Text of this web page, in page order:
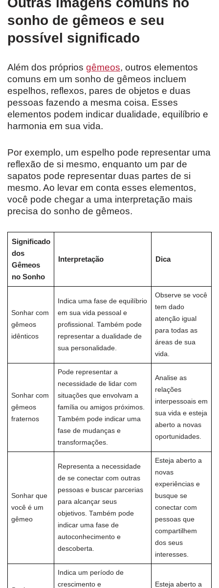
sonho de gêmeos e seu
possível significado
Além dos próprios gêmeos, outros elementos
comuns em um sonho de gêmeos incluem
espelhos, reflexos, pares de objetos e duas
pessoas fazendo a mesma coisa. Esses
elementos podem indicar dualidade, equilíbrio e
harmonia em sua vida.
Por exemplo, um espelho pode representar uma
reflexão de si mesmo, enquanto um par de
sapatos pode representar duas partes de si
mesmo. Ao levar em conta esses elementos,
você pode chegar a uma interpretação mais
precisa do sonho de gêmeos.
Significado
dos
Gêmeos
no Sonho
Interpretação Dica
Sonhar com
gêmeos
idênticos
Indica uma fase de equilíbrio
em sua vida pessoal e
profissional. Também pode
representar a dualidade de
sua personalidade.
Observe se você
tem dado
atenção igual
para todas as
áreas de sua
vida.
Sonhar com
gêmeos
fraternos
Pode representar a
necessidade de lidar com
situações que envolvam a
família ou amigos próximos.
Também pode indicar uma
fase de mudanças e
transformações.
Analise as
relações
interpessoais em
sua vida e esteja
aberto a novas
oportunidades.
Sonhar que
você é um
gêmeo
Representa a necessidade
de se conectar com outras
pessoas e buscar parcerias
para alcançar seus
objetivos. Também pode
indicar uma fase de
autoconhecimento e
descoberta.
Esteja aberto a
novas
experiências e
busque se
conectar com
pessoas que
compartilhem
dos seus
interesses.
Indica um período de
crescimento e
Esteja aberto a